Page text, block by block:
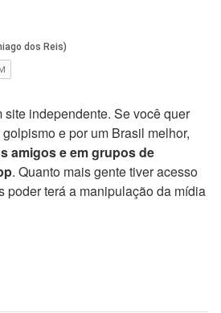
site independente. Se você quer
e por um Brasil melhor,
amigos e em grupos de
. Quanto mais gente tiver acesso
poder terá a manipulação da mídia